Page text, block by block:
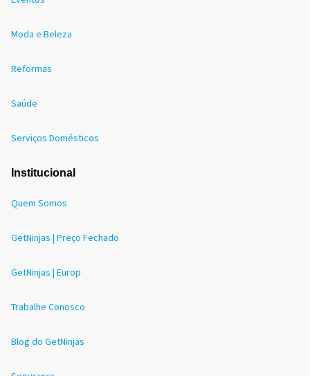
Moda e Beleza
Reformas
Saúde
Serviços Domésticos
Institucional
Quem Somos
GetNinjas | Preço Fechado
GetNinjas | Europ
Trabalhe Conosco
Blog do GetNinjas